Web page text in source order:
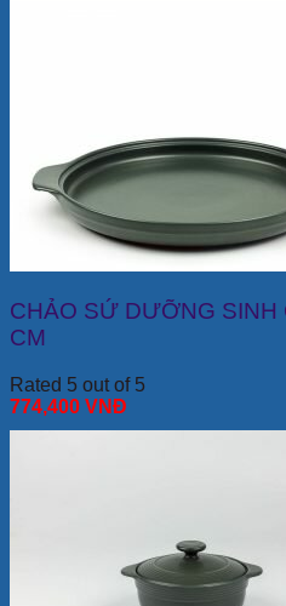
CHẢO SỨ DƯỠNG SINH
CM
Rated 5 out of 5
774,400 VNĐ